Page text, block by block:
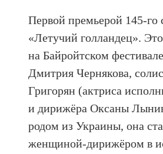
Первой премьерой 145-го
«Летучий голландец».
на Байройтском
Дмитрия Чернякова,
Григорян (актриса
и дирижёра Оксаны
родом из Украины, она
женщиной-дирижёром в